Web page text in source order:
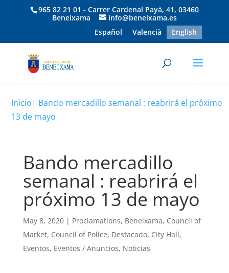
965 82 21 01 - Carrer Cardenal Payà, 41, 03460
Beneixama
info@beneixama.es
Español
Valencià English
Inicio| Bando mercadillo semanal : reabrirá el próximo
13 de mayo
Bando mercadillo
semanal : reabrirá el
próximo 13 de mayo
May 8, 2020| Proclamations, Beneixama, Council of
Market, Council of Police, Destacado, City Hall,
Eventos, Eventos / Anuncios, Noticias